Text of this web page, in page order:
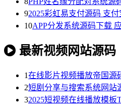
92025彩虹易支付源码 支
10APP分发系统源码下载
最新视频网站源码
1在线影片视频播放帝国源
2短剧分享与搜索系统网站
32025短视频在线播放模板